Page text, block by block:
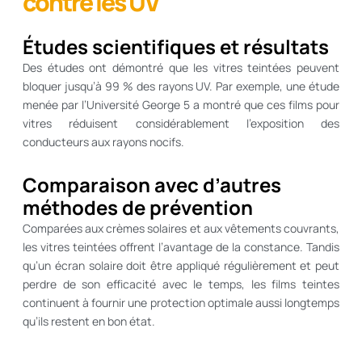
Études scientifiques et résultats
Des études ont démontré que les vitres teintées peuvent
bloquer jusqu’à 99 % des rayons UV. Par exemple, une étude
menée par l’Université George 5 a montré que ces films pour
vitres réduisent considérablement l’exposition des
conducteurs aux rayons nocifs.
Comparaison avec d’autres
méthodes de prévention
Comparées aux crèmes solaires et aux vêtements couvrants,
les vitres teintées offrent l’avantage de la constance. Tandis
qu’un écran solaire doit être appliqué régulièrement et peut
perdre de son efficacité avec le temps, les films teintes
continuent à fournir une protection optimale aussi longtemps
qu’ils restent en bon état.